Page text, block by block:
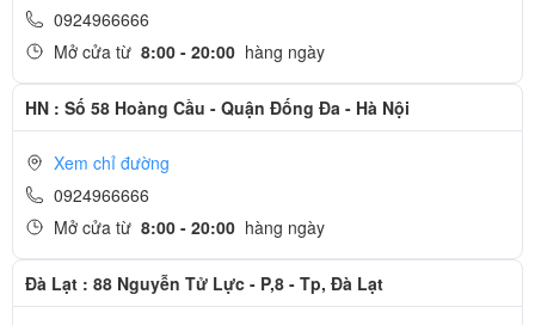
0924966666
Mở cửa từ 8:00 - 20:00 hàng ngày
HN : Số 58 Hoàng Cầu - Quận Đống Đa - Hà Nội
Xem chỉ đường
0924966666
Mở cửa từ 8:00 - 20:00 hàng ngày
Đà Lạt : 88 Nguyễn Tử Lực - P,8 - Tp, Đà Lạt